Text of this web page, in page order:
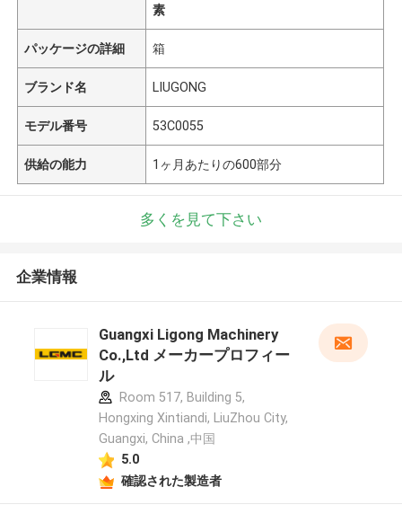
素
パッケージの詳細 箱
ブランド名 LIUGONG
モデル番号 53C0055
供給の能力 1ヶ月あたりの600部分
多くを見て下さい
企業情報
Guangxi Ligong Machinery
Co.,Ltd メーカープロフィー
ル
Room 517, Building 5,
Hongxing Xintiandi, LiuZhou City,
Guangxi, China ,中国
5.0
確認された製造者